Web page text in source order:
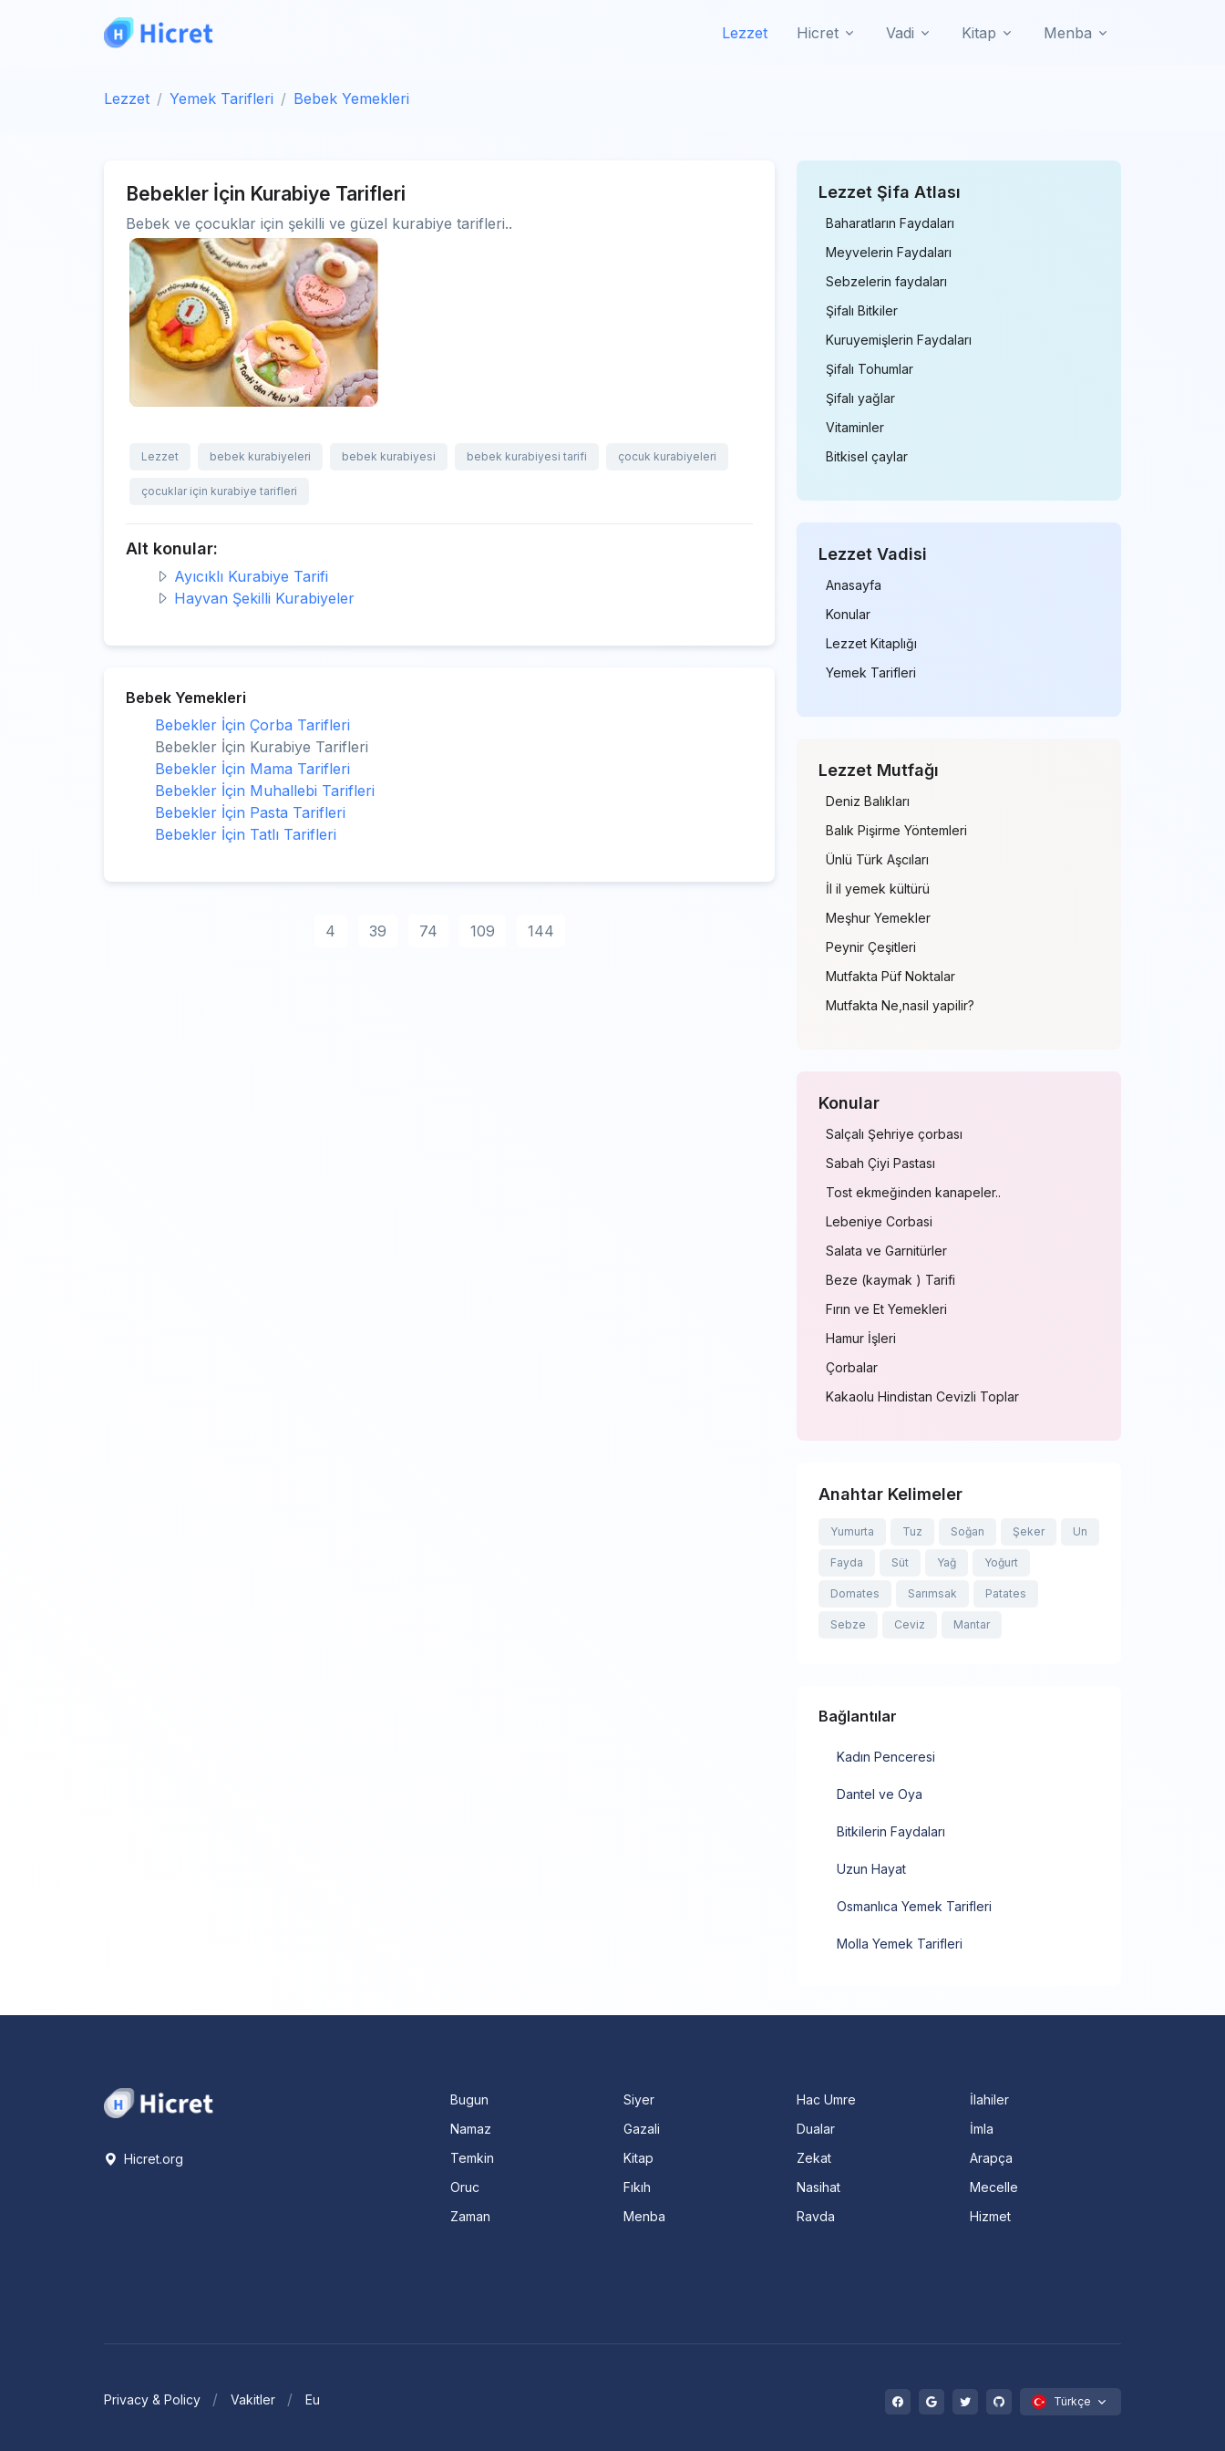
Lezzet Hicret Vadi Kitap Menba
Lezzet Yemek Tarifleri Bebek Yemekleri
Bebekler İçin Kurabiye Tarifleri
Bebek ve çocuklar için şekilli ve güzel kurabiye tarifleri..
Lezzet bebek kurabiyeleri bebek kurabiyesi bebek kurabiyesi tarifi çocuk kurabiyeleri
çocuklar için kurabiye tarifleri
Alt konular:
Ayıcıklı Kurabiye Tarifi
Hayvan Şekilli Kurabiyeler
Bebek Yemekleri
Bebekler İçin Çorba Tarifleri
Bebekler İçin Kurabiye Tarifleri
Bebekler İçin Mama Tarifleri
Bebekler İçin Muhallebi Tarifleri
Bebekler İçin Pasta Tarifleri
Bebekler İçin Tatlı Tarifleri
4 39 74 109 144
Lezzet Şifa Atlası
Baharatların Faydaları
Meyvelerin Faydaları
Sebzelerin faydaları
Şifalı Bitkiler
Kuruyemişlerin Faydaları
Şifalı Tohumlar
Şifalı yağlar
Vitaminler
Bitkisel çaylar
Lezzet Vadisi
Anasayfa
Konular
Lezzet Kitaplığı
Yemek Tarifleri
Lezzet Mutfağı
Deniz Balıkları
Balık Pişirme Yöntemleri
Ünlü Türk Aşcıları
İl il yemek kültürü
Meşhur Yemekler
Peynir Çeşitleri
Mutfakta Püf Noktalar
Mutfakta Ne,nasil yapilir?
Konular
Salçalı Şehriye çorbası
Sabah Çiyi Pastası
Tost ekmeğinden kanapeler..
Lebeniye Corbasi
Salata ve Garnitürler
Beze (kaymak ) Tarifi
Fırın ve Et Yemekleri
Hamur İşleri
Çorbalar
Kakaolu Hindistan Cevizli Toplar
Anahtar Kelimeler
Yumurta Tuz Soğan Şeker Un
Fayda Süt Yağ Yoğurt
Domates Sarımsak Patates
Sebze Ceviz Mantar
Bağlantılar
Kadın Penceresi
Dantel ve Oya
Bitkilerin Faydaları
Uzun Hayat
Osmanlıca Yemek Tarifleri
Molla Yemek Tarifleri
Hicret.org
Bugun
Namaz
Temkin
Oruc
Zaman
Siyer
Gazali
Kitap
Fıkıh
Menba
Hac Umre
Dualar
Zekat
Nasihat
Ravda
İlahiler
İmla
Arapça
Mecelle
Hizmet
Privacy & Policy Vakitler Eu Türkçe